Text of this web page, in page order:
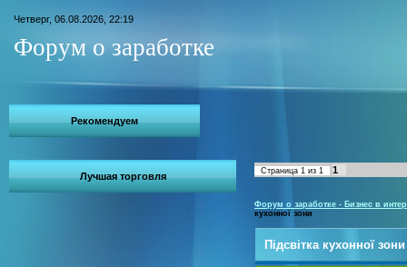
Четверг, 06.08.2026, 22:19
Форум о заработке
Рекомендуем
Лучшая торговля Страница 1 из 1 1
Форум о заработке - Бизнес в
кухонної зони
Підсвітка кухонної зони